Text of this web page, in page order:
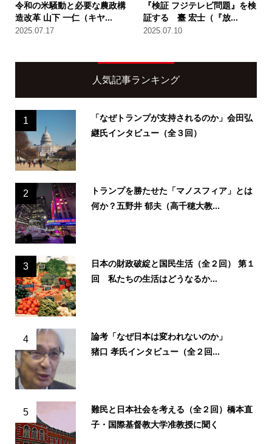
令和の米騒動と必要な農政構
造改革 山下 一仁（キヤ...
2025.07.17
『検証 フジテレビ問題』を検
証する 臺 宏士（『放...
2025.07.10
人気記事ランキング
1
「なぜトランプが支持されるのか」会田弘
継氏インタビュー（全３回）
2
トランプを勝たせた「マノスフィア」とは
何か？五野井 郁夫（高千穂大教...
3
日本の財政破綻と国民生活（全２回） 第１
回 私たちの生活はどうなるか...
4
論考「なぜ日本は変われないのか」
猪口 孝氏インタビュー（全２回...
5
難民と日本社会を考える（全２回）橋本直
子・国際基督教大学准教授に聞く